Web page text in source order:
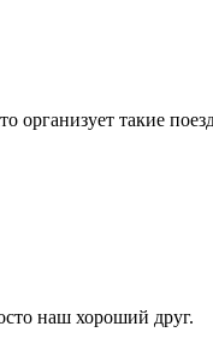
такие
наш хороший друг.